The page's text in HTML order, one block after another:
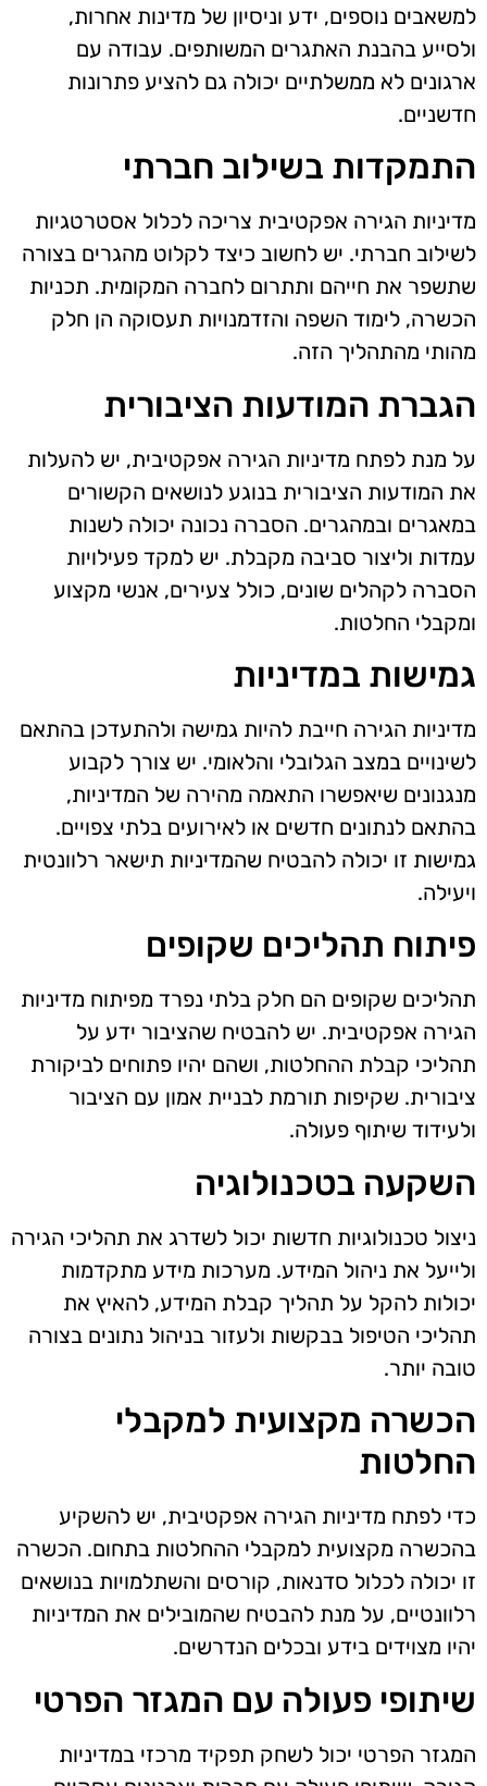
למשאבים נוספים, ידע וניסיון של מדינות אחרות,
ולסייע בהבנת האתגרים המשותפים. עבודה עם
ארגונים לא ממשלתיים יכולה גם להציע פתרונות
חדשניים.
התמקדות בשילוב חברתי
מדיניות הגירה אפקטיבית צריכה לכלול אסטרטגיות
לשילוב חברתי. יש לחשוב כיצד לקלוט מהגרים בצורה
שתשפר את חייהם ותתרום לחברה המקומית. תכניות
הכשרה, לימוד השפה והזדמנויות תעסוקה הן חלק
מהותי מהתהליך הזה.
הגברת המודעות הציבורית
על מנת לפתח מדיניות הגירה אפקטיבית, יש להעלות
את המודעות הציבורית בנוגע לנושאים הקשורים
במאגרים ובמהגרים. הסברה נכונה יכולה לשנות
עמדות וליצור סביבה מקבלת. יש למקד פעילויות
הסברה לקהלים שונים, כולל צעירים, אנשי מקצוע
ומקבלי החלטות.
גמישות במדיניות
מדיניות הגירה חייבת להיות גמישה ולהתעדכן בהתאם
לשינויים במצב הגלובלי והלאומי. יש צורך לקבוע
מנגנונים שיאפשרו התאמה מהירה של המדיניות,
בהתאם לנתונים חדשים או לאירועים בלתי צפויים.
גמישות זו יכולה להבטיח שהמדיניות תישאר רלוונטית
ויעילה.
פיתוח תהליכים שקופים
תהליכים שקופים הם חלק בלתי נפרד מפיתוח מדיניות
הגירה אפקטיבית. יש להבטיח שהציבור ידע על
תהליכי קבלת ההחלטות, ושהם יהיו פתוחים לביקורת
ציבורית. שקיפות תורמת לבניית אמון עם הציבור
ולעידוד שיתוף פעולה.
השקעה בטכנולוגיה
ניצול טכנולוגיות חדשות יכול לשדרג את תהליכי הגירה
ולייעל את ניהול המידע. מערכות מידע מתקדמות
יכולות להקל על תהליך קבלת המידע, להאיץ את
תהליכי הטיפול בבקשות ולעזור בניהול נתונים בצורה
טובה יותר.
הכשרה מקצועית למקבלי
החלטות
כדי לפתח מדיניות הגירה אפקטיבית, יש להשקיע
בהכשרה מקצועית למקבלי ההחלטות בתחום. הכשרה
זו יכולה לכלול סדנאות, קורסים והשתלמויות בנושאים
רלוונטיים, על מנת להבטיח שהמובילים את המדיניות
יהיו מצוידים בידע ובכלים הנדרשים.
שיתופי פעולה עם המגזר הפרטי
המגזר הפרטי יכול לשחק תפקיד מרכזי במדיניות